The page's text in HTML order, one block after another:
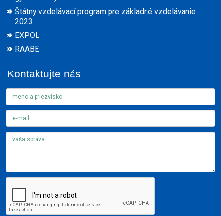
Štátny vzdelávací program pre základné vzdelávanie
2023
EXPOL
RAABE
Kontaktujte nás